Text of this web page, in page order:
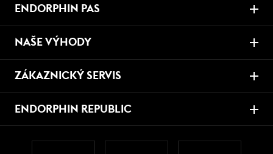
ENDORPHIN PAS
NAŠE VÝHODY
ZÁKAZNICKÝ SERVIS
ENDORPHIN REPUBLIC